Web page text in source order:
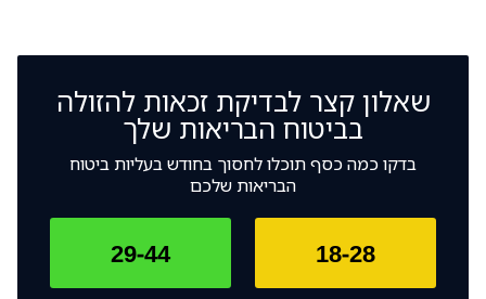
שאלון קצר לבדיקת זכאות להזולה
בביטוח הבריאות שלך
בדקו כמה כסף תוכלו לחסוך בחודש בעליות ביטוח
הבריאות שלכם
18-28
29-44